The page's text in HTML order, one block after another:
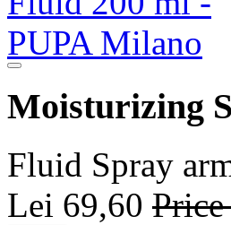
Moisturizing
Fluid Spray
Lei 69,60